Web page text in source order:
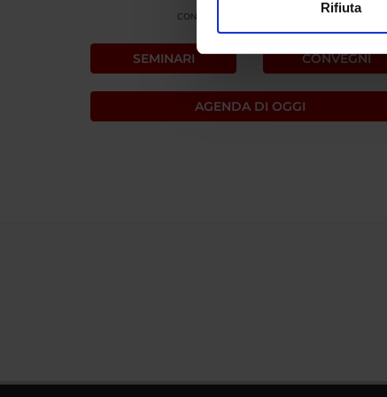
di analisi dei dati web,
che hanno raccolto dal tuo
Rifiuta
CONVEGNO
SEMINARI CONVEGNI
AGENDA DI OGGI